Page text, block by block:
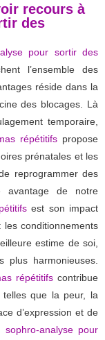
recours à
des
pour sortir des
l’ensemble des
réside dans la
des blocages. Là
temporaire,
répétitifspropose
prénatales et les
reprogrammer des
avantage de notre
est son impact
conditionnements
estime de soi,
plus harmonieuses.
répétitifs contribue
que la peur, la
d’expression et de
sophro-analyse pour